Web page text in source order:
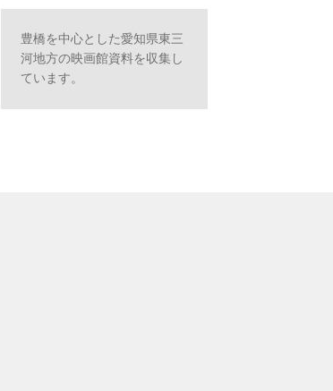
豊橋を中心とした愛知県東三
河地方の映画館資料を収集し
ています。